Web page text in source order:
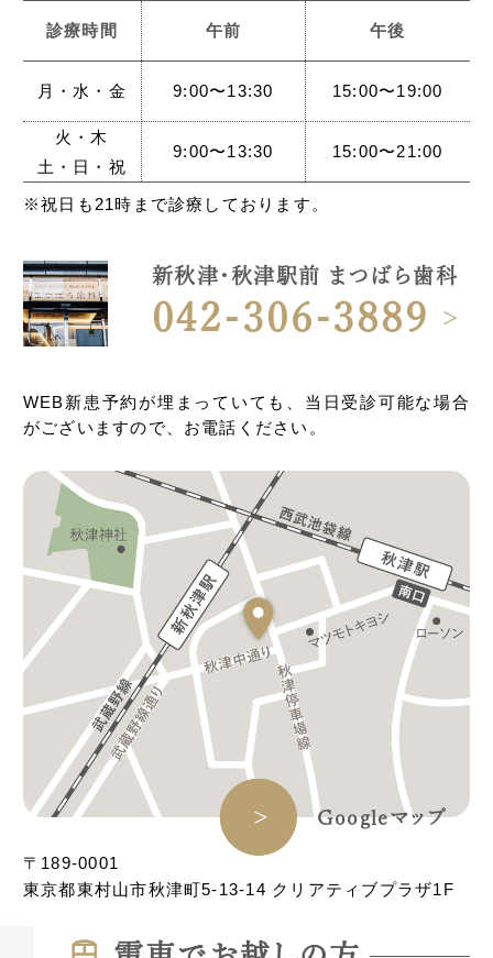
診療時間 午前 午後
月・水・金 9:00〜13:30 15:00〜19:00
火・木
土・日・祝
9:00〜13:30 15:00〜21:00
※祝日も21時まで診療しております。
新秋津・秋津駅前 まつばら歯科
042-306-3889
WEB新患予約が埋まっていても、当日受診可能な場合
がございますので、お電話ください。
Googleマップ
〒189-0001
東京都東村山市秋津町5-13-14 クリアティブプラザ1F